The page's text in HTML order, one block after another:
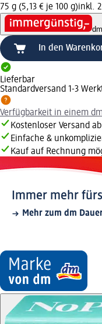
75 g (5,13 € je 100 g)inkl.
In den
Lieferbar
Standardversand 1-3
Verfügbarkeit in einem
Kostenloser Versand
Einfache &
Kauf auf Rechnung
Immer mehr
Mehr zum dm